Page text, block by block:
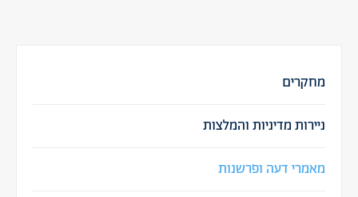
מחקרים
ניירות מדיניות והמלצות
מאמרי דעה ופרשנות